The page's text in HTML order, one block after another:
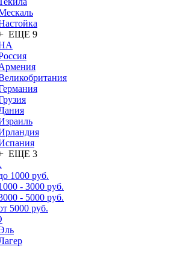
ЕЩЕ 9
ЕЩЕ 3
1000 руб.
- 3000 руб.
- 5000 руб.
5000 руб.